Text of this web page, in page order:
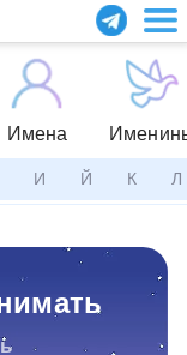
Имена
И Й К Л